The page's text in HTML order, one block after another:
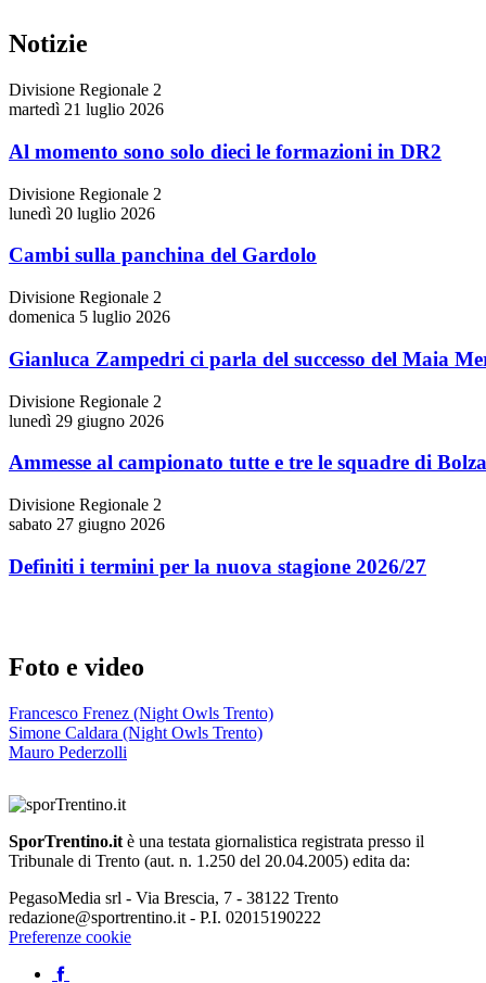
Notizie
Divisione Regionale 2
martedì 21 luglio 2026
Al momento sono solo dieci le formazioni in DR2
Divisione Regionale 2
lunedì 20 luglio 2026
Cambi sulla panchina del Gardolo
Divisione Regionale 2
domenica 5 luglio 2026
Gianluca Zampedri ci parla del successo del Maia
Divisione Regionale 2
lunedì 29 giugno 2026
Ammesse al campionato tutte e tre le squadre di
Divisione Regionale 2
sabato 27 giugno 2026
Definiti i termini per la nuova stagione 2026/27
Foto e video
Francesco Frenez (Night Owls Trento)
Simone Caldara (Night Owls Trento)
Mauro Pederzolli
SporTrentino.it è una testata giornalistica registrata presso il
Tribunale di Trento (aut. n. 1.250 del 20.04.2005) edita da:
PegasoMedia srl - Via Brescia, 7 - 38122 Trento
redazione@sportrentino.it - P.I. 02015190222
Preferenze cookie